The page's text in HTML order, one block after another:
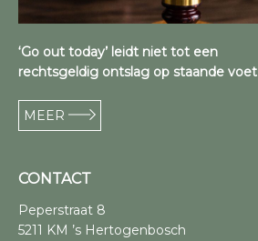
‘Go out today’ leidt niet tot een
rechtsgeldig ontslag op staande voet
MEER
CONTACT
Peperstraat 8
5211 KM ’s Hertogenbosch